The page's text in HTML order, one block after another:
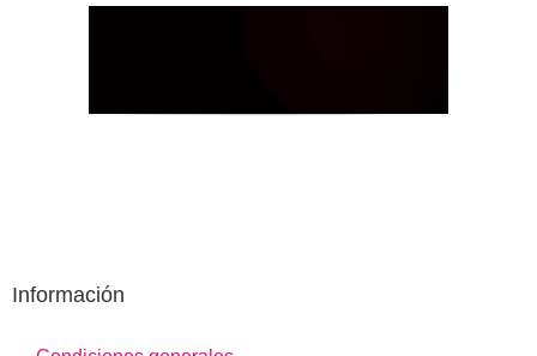
Información